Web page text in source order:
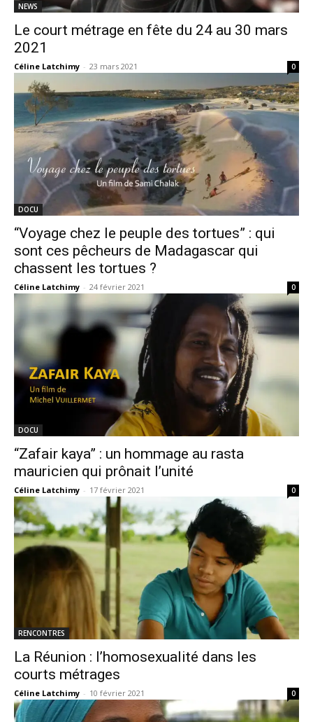
NEWS
Le court métrage en fête du 24 au 30 mars
2021
Céline Latchimy - 23 mars 2021 0
DOCU
“Voyage chez le peuple des tortues” : qui
sont ces pêcheurs de Madagascar qui
chassent les tortues ?
Céline Latchimy - 24 février 2021 0
DOCU
“Zafair kaya” : un hommage au rasta
mauricien qui prônait l’unité
Céline Latchimy - 17 février 2021 0
RENCONTRES
La Réunion : l’homosexualité dans les
courts métrages
Céline Latchimy - 10 février 2021 0